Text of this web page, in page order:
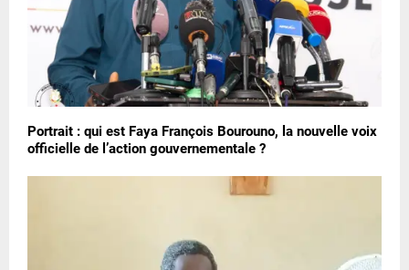
Portrait : qui est Faya François Bourouno, la nouvelle voix
officielle de l’action gouvernementale ?